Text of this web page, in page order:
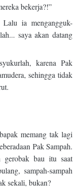
bekerja?!”
ia mengangguk-
saya akan datang
karena Pak
sehingga tidak
memang tak lagi
Pak Sampah.
gerobak bau itu saat
sampah-sampah
sekali, bukan?